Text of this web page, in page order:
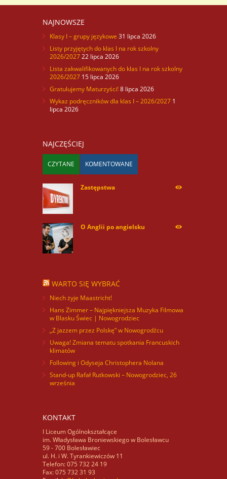
NAJNOWSZE
Klasy I – grupy językowe 31 lipca 2026
Listy przyjętych do klas I na rok szkolny
2026/202722 lipca 2026
Lista zakwalifikowanych do klas I na rok szkolny
2026/2027 15 lipca 2026
Gratulujemy Maturzyści!8 lipca 2026
Wykaz podręczników dla klas I – 2026/2027 1
lipca 2026
NAJCZĘŚCIEJ
CZYTANE KOMENTOWANE
Zastępstwa
O Anglii po angielsku
WARTO SIĘ WYBRAĆ
Niech żyje Maastricht!
Hans Zimmer – Najpiękniejsza Muzyka Filmowa
w Blasku Świec | Nowogrodziec
„Z jazzem przez Polskę” w Nowogrodźcu
Uwaga! Zmiana tematu spotkania Francuskich
klimatów
Following i Odyseja Christophera Nolana
Stand-up Rafał Rutkowski – Nowogrodziec, 26
września
KONTAKT
I Liceum Ogólnokształcące
im. Władysława Broniewskiego w Bolesławcu
59 - 700 Bolesławiec
ul. H. i W. Tyrankiewiczów 11
Telefon: 075 732 24 19
Fax: 075 732 31 93